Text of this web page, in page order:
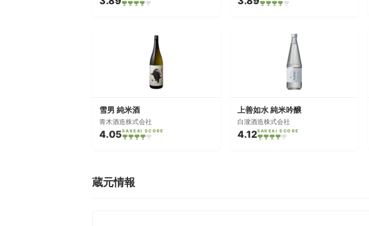
雪男 純米酒
青木酒造株式会社
4.05SAKEAI SCORE
上善如水 純米吟醸
白瀧酒造株式会社
4.12SAKEAI SCORE
蔵元情報